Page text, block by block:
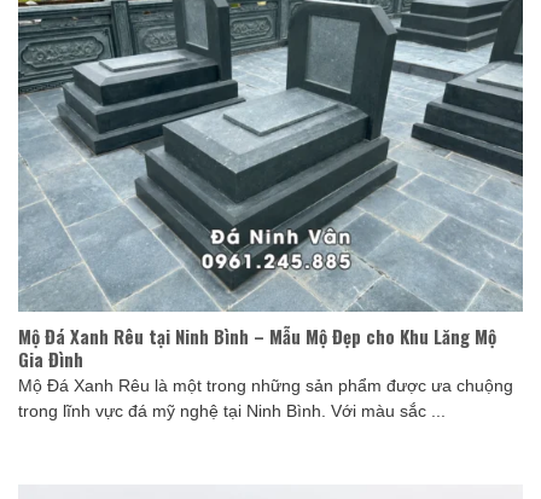
Mộ Đá Xanh Rêu tại Ninh Bình – Mẫu Mộ Đẹp cho Khu Lăng Mộ
Gia Đình
Mộ Đá Xanh Rêu là một trong những sản phẩm được ưa chuộng
trong lĩnh vực đá mỹ nghệ tại Ninh Bình. Với màu sắc ...